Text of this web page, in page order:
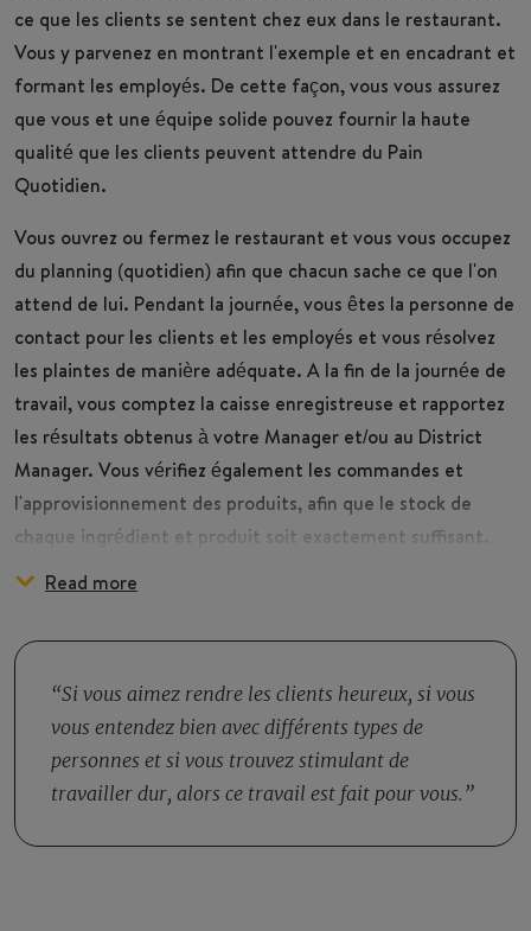
ce que les clients se sentent chez eux dans le restaurant.
Vous y parvenez en montrant l'exemple et en encadrant et
formant les employés. De cette façon, vous vous assurez
que vous et une équipe solide pouvez fournir la haute
qualité que les clients peuvent attendre du Pain
Quotidien.
Vous ouvrez ou fermez le restaurant et vous vous occupez
du planning (quotidien) afin que chacun sache ce que l'on
attend de lui. Pendant la journée, vous êtes la personne de
contact pour les clients et les employés et vous résolvez
les plaintes de manière adéquate. A la fin de la journée de
travail, vous comptez la caisse enregistreuse et rapportez
les résultats obtenus à votre Manager et/ou au District
Manager. Vous vérifiez également les commandes et
l'approvisionnement des produits, afin que le stock de
chaque ingrédient et produit soit exactement suffisant.
En collaboration avec le directeur, vous dirigerez une
cuisine, de chefs d'équipe et de travailleurs temporaires
occasionnels.
Read more
Si vous aimez rendre les clients heureux, si vous
vous entendez bien avec différents types de
personnes et si vous trouvez stimulant de
travailler dur, alors ce travail est fait pour vous.